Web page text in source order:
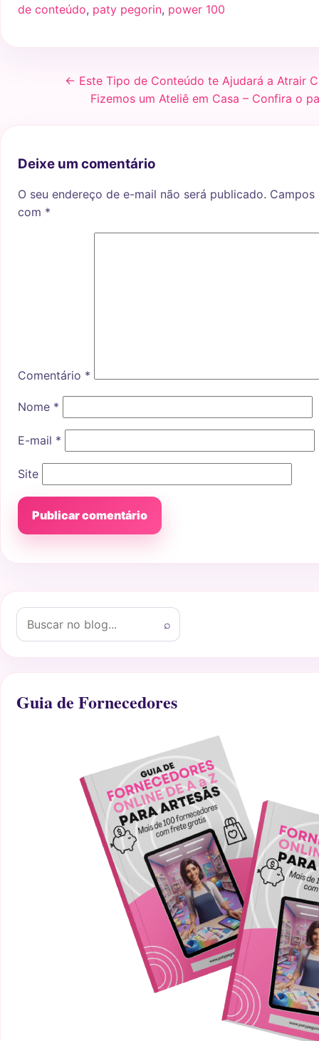
de conteúdo, paty pegorin, power 100
← Este Tipo de Conteúdo te Ajudará a Atrair
Fizemos um Ateliê em Casa – Confira o
Deixe um comentário
O seu endereço de e-mail não será publicado.
com *
Comentário *
Nome *
E-mail *
Site
Buscar por:
⌕
Guia de Fornecedores